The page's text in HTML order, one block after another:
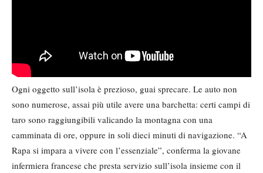
Ogni oggetto sull’isola è prezioso, guai sprecare. Le auto non
sono numerose, assai più utile avere una barchetta: certi campi di
taro sono raggiungibili valicando la montagna con una
camminata di ore, oppure in soli dieci minuti di navigazione. “A
Rapa si impara a vivere con l’essenziale”, conferma la giovane
infermiera francese che presta servizio sull’isola insieme con il